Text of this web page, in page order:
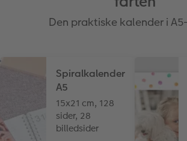
Den praktiske kalender i
Spiralkalender
A5
15x21 cm, 128
sider, 28
billedsider